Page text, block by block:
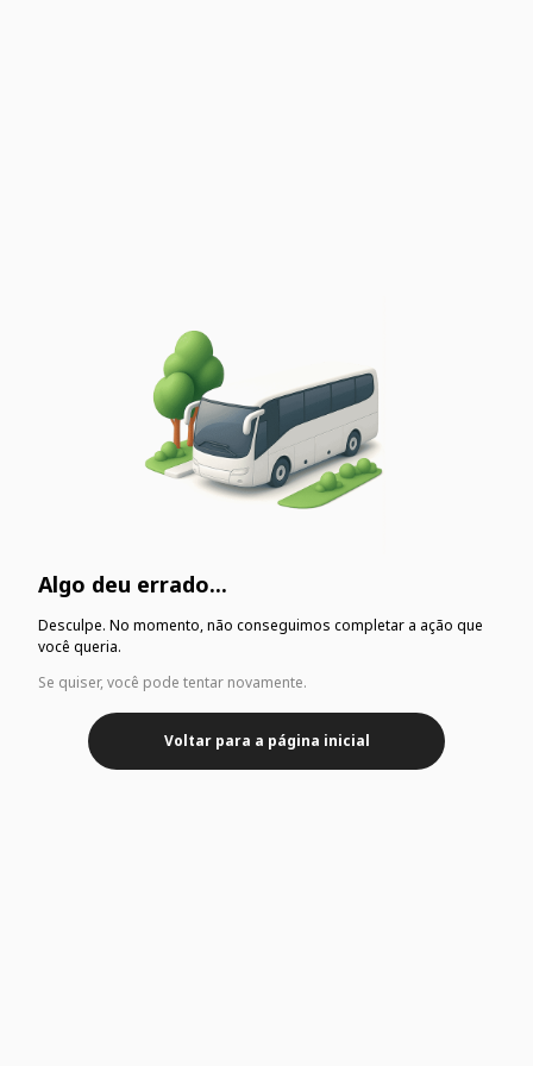
Algo deu errado...
Desculpe. No momento, não conseguimos completar a ação que
você queria.
Se quiser, você pode tentar novamente.
Voltar para a página inicial